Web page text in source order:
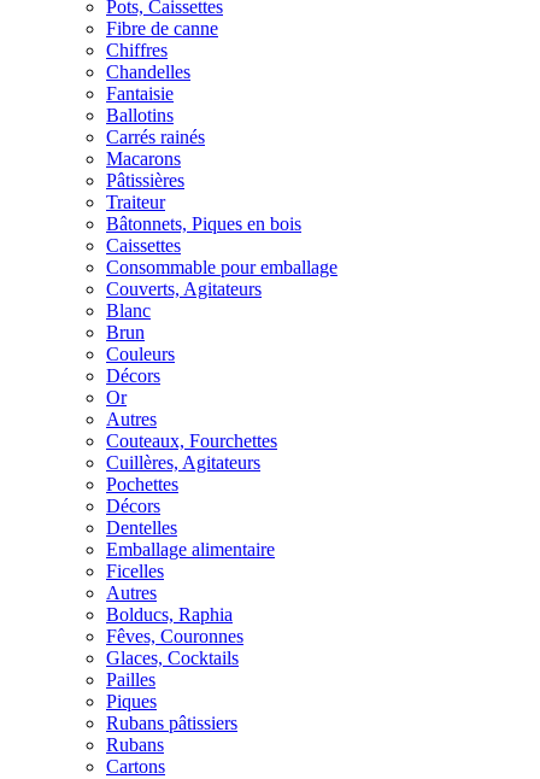
Pots, Caissettes
Fibre de canne
Chiffres
Chandelles
Fantaisie
Ballotins
Carrés rainés
Macarons
Pâtissières
Traiteur
Bâtonnets, Piques en bois
Caissettes
Consommable pour emballage
Couverts, Agitateurs
Blanc
Brun
Couleurs
Décors
Or
Autres
Couteaux, Fourchettes
Cuillères, Agitateurs
Pochettes
Décors
Dentelles
Emballage alimentaire
Ficelles
Autres
Bolducs, Raphia
Fêves, Couronnes
Glaces, Cocktails
Pailles
Piques
Rubans pâtissiers
Rubans
Cartons